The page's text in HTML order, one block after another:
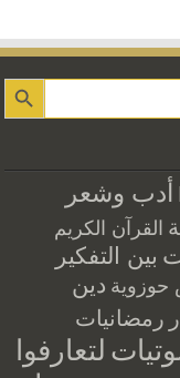
أدب وشعر
القرآن الكريم
بين التفكير
دين
رمضانيات
لتعارفوا